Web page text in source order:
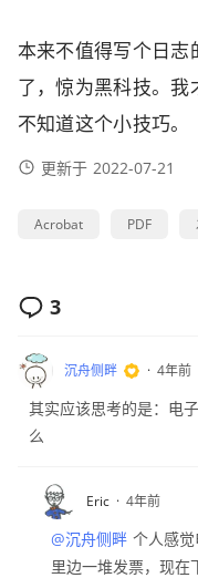
本来不值得写个日志
了，惊为黑科技。我
不知道这个小技巧。
更新于 2022-07-21
Acrobat PDF
3
沉舟侧畔 4年前
其实应该思考的是：电
么
Eric 4年前
@沉舟侧畔 个人感
里边一堆发票，现在